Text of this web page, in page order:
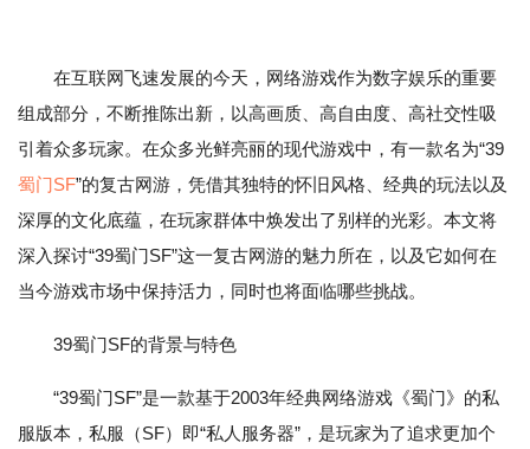
在互联网飞速发展的今天，网络游戏作为数字娱乐的重要
组成部分，不断推陈出新，以高画质、高自由度、高社交性吸
引着众多玩家。在众多光鲜亮丽的现代游戏中，有一款名为“39
蜀门SF”的复古网游，凭借其独特的怀旧风格、经典的玩法以及
深厚的文化底蕴，在玩家群体中焕发出了别样的光彩。本文将
深入探讨“39蜀门SF”这一复古网游的魅力所在，以及它如何在
当今游戏市场中保持活力，同时也将面临哪些挑战。
39蜀门SF的背景与特色
“39蜀门SF”是一款基于2003年经典网络游戏《蜀门》的私
服版本，私服（SF）即“私人服务器”，是玩家为了追求更加个